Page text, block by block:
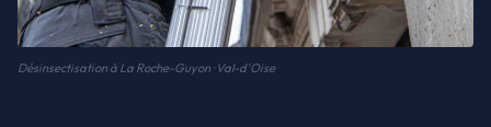
Désinsectisation à La Roche-Guyon · Val-d'Oise